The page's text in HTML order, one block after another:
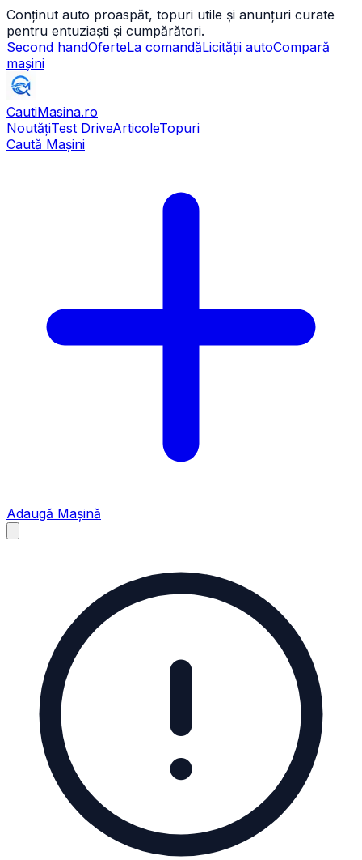
Conținut auto proaspăt, topuri utile și anunțuri curate
pentru entuziaști și cumpărători.
Second handOferteLa comandăLicității autoCompară
mașini
CautiMasina.ro
NoutățiTest DriveArticoleTopuri
Caută Mașini
Adaugă Mașină